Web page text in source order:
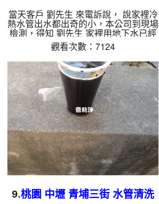
當天客戶 劉先生 來電訴說， 說家裡冷
熱水管出水都出奇的小，本公司到現場
檢測，得知 劉先生 家裡用地下水已經
十餘年，才剛拆下龍頭就發現管路中密
密麻麻的黑色管垢，本公司架設 管路
清洗機 ，開始 清洗水管 ，黑水持續從
水龍頭噴出，而且都有帶黑色異物，如
下圖及影片，客戶 劉先生 說才知道原
來用髒水那麼多年，清洗過程中，管路
堵住數次，本公司改用特殊工法 洗水
管 ， 水管清洗 約三個小時後，水管出
水已正常，劉先生 能正常用水了。 清
洗水管, 水管清洗, 洗水管, 熱水管堵塞,
熱水忽...
觀看次數：7124
9.桃園 中壢 青埔三街 水管清洗